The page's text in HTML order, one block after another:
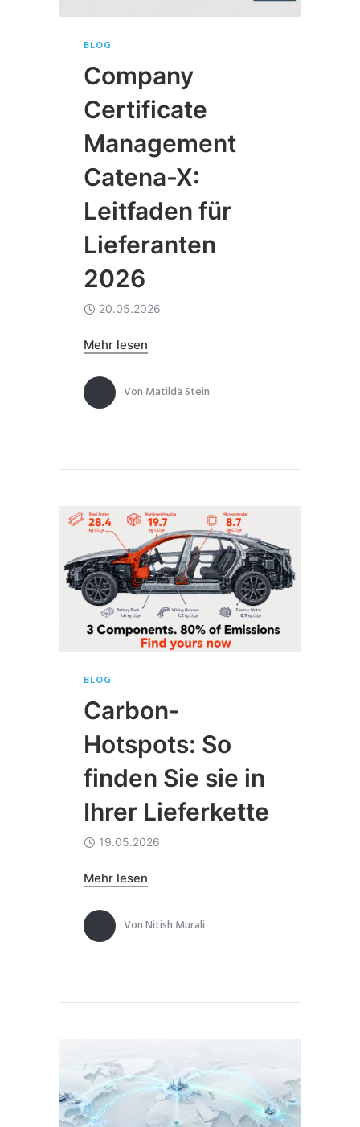
BLOG
Company
Certificate
Management
Catena-X:
Leitfaden für
Lieferanten
2026
20.05.2026
Mehr lesen
Von Matilda Stein
BLOG
Carbon-
Hotspots: So
finden Sie sie in
Ihrer Lieferkette
19.05.2026
Mehr lesen
VonNitish Murali